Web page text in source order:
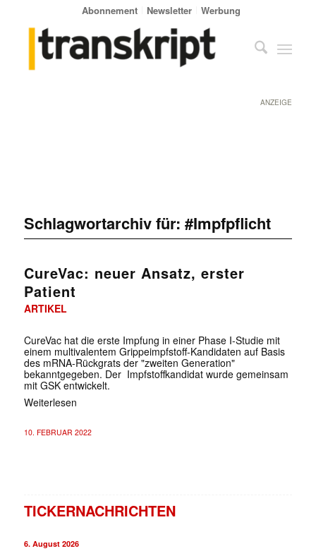
Abonnement Newsletter Werbung
ANZEIGE
Schlagwortarchiv für: #Impfpflicht
CureVac: neuer Ansatz, erster
Patient
ARTIKEL
CureVac hat die erste Impfung in einer Phase I-Studie mit
einem multivalentem Grippeimpfstoff-Kandidaten auf Basis
des mRNA-Rückgrats der "zweiten Generation"
bekanntgegeben. Der Impfstoffkandidat wurde gemeinsam
mit GSK entwickelt.
Weiterlesen
10. FEBRUAR 2022
TICKERNACHRICHTEN
6. August 2026